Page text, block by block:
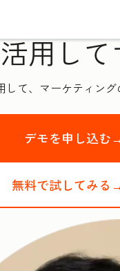
用し
て、マーケティング
デモを申し込む
無料で試してみる